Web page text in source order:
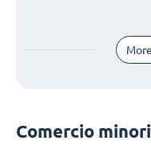
Comercio